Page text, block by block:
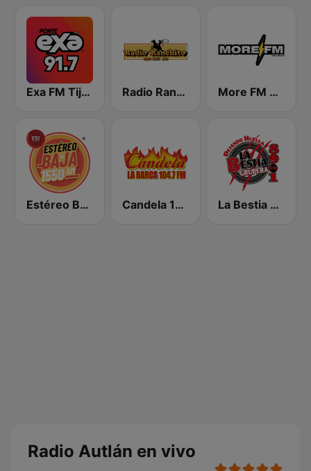
Exa FM Tijuana Radio Ranchito 1370 AM More FM Online
Estéreo Baja 1550 AM Tijuana Candela 104.7 - La Barca La Bestia Grupera 89.1 FM
Radio Autlán en vivo